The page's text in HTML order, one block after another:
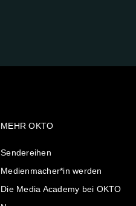
MEHR OKTO
Sendereihen
Medienmacher*in werden
Die Media Academy bei OKTO